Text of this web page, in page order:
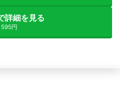
詳細を見る
595円